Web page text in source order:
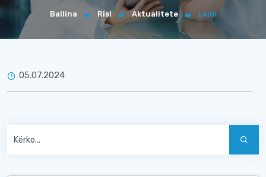
Ballina Risi Aktualitete Lajm
05.07.2024